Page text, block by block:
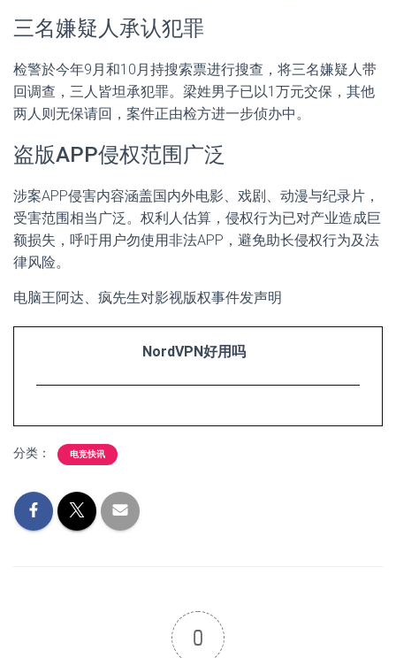
三名嫌疑人承认犯罪
检警於今年9月和10月持搜索票进行搜查，将三名嫌疑人带
回调查，三人皆坦承犯罪。梁姓男子已以1万元交保，其他
两人则无保请回，案件正由检方进一步侦办中。
盗版APP侵权范围广泛
涉案APP侵害内容涵盖国内外电影、戏剧、动漫与纪录片，
受害范围相当广泛。权利人估算，侵权行为已对产业造成巨
额损失，呼吁用户勿使用非法APP，避免助长侵权行为及法
律风险。
电脑王阿达、疯先生对影视版权事件发声明
NordVPN好用吗
分类： 电竞快讯
0